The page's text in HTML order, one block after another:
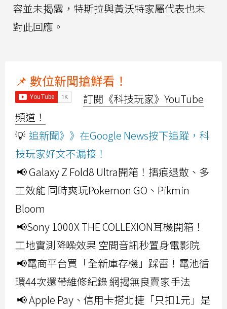
容並未揭露，特斯拉與黃沃特家屬代表也未
對此回應。
📌 數位新聞搶鮮看！
訂閱《科技玩家》YouTube
頻道！
💡 追新聞》》在Google News按下追蹤，科
技玩家好文不漏接！
📢 Galaxy Z Fold8 Ultra開箱！摺痕退散、多
工效能 同時爽玩Pokemon GO、Pikmin
Bloom
📢Sony 1000X THE COLLEXION耳機開箱！
工地實測降噪效果 空間音訊秒置身電影院
📢電商平台買「全新庫存機」踩雷！電池循
環44次還帶維修紀錄 網揭無良賣家手法
📢 Apple Pay、信用卡搭北捷「只扣1元」是